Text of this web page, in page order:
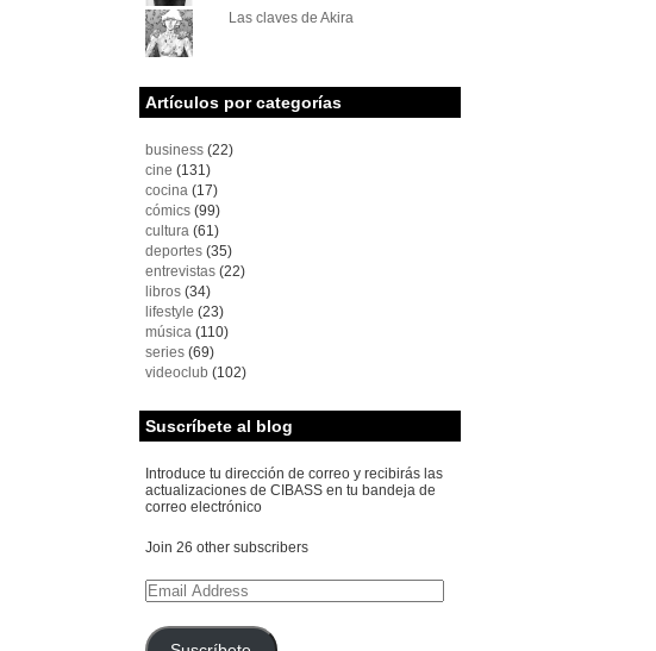
Las claves de Akira
Artículos por categorías
business(22)
cine (131)
cocina(17)
cómics(99)
cultura(61)
deportes(35)
entrevistas(22)
libros(34)
lifestyle (23)
música(110)
series(69)
videoclub (102)
Suscríbete al blog
Introduce tu dirección de correo y recibirás las
actualizaciones de CIBASS en tu bandeja de
correo electrónico
Join 26 other subscribers
Email
Address